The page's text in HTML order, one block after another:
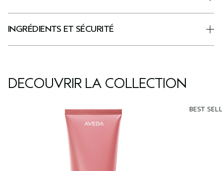
INGRÉDIENTS ET SÉCURITÉ
DÉCOUVRIR LA COLLECTION
BEST